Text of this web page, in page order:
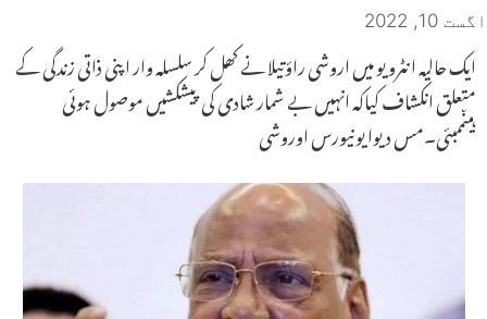
اگست 10, 2022
ایک حالیہ انٹرویو میں اروشی راؤتیلا نے کھل کر سلسلہ وار اپنی ذاتی زندگی کے
متعلق انکشاف کیاکہ انہیں بے شمار شادی کی پیشکشیں موصول ہوئی
ہیںممبئی۔مس دیوا یونیورس اوروشی